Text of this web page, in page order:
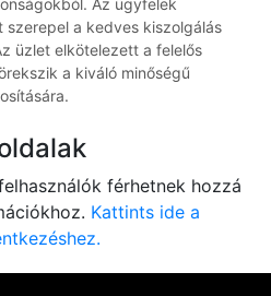
Az ügyfelek
a kedves kiszolgálás
üzlet elkötelezett a felelős
a kiváló minőségű
férhetnek hozzá
Kattints ide a